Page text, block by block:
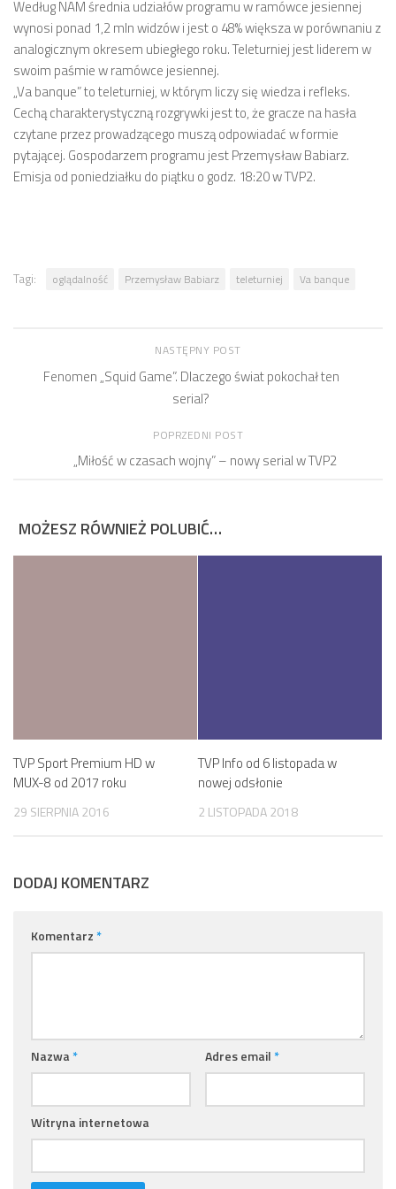
Według NAM średnia udziałów programu w ramówce jesiennej
wynosi ponad 1,2 mln widzów i jest o 48% większa w porównaniu z
analogicznym okresem ubiegłego roku. Teleturniej jest liderem w
swoim paśmie w ramówce jesiennej.
„Va banque” to teleturniej, w którym liczy się wiedza i refleks.
Cechą charakterystyczną rozgrywki jest to, że gracze na hasła
czytane przez prowadzącego muszą odpowiadać w formie
pytającej. Gospodarzem programu jest Przemysław Babiarz.
Emisja od poniedziałku do piątku o godz. 18:20 w TVP2.
Tagi: oglądalność Przemysław Babiarz teleturniej Va banque
NASTĘPNY POST
Fenomen „Squid Game”. Dlaczego świat pokochał ten
serial?
POPRZEDNI POST
„Miłość w czasach wojny” – nowy serial w TVP2
MOŻESZ RÓWNIEŻ POLUBIĆ…
TVP Sport Premium HD w
MUX-8 od 2017 roku
29 SIERPNIA 2016
TVP Info od 6 listopada w
nowej odsłonie
2 LISTOPADA 2018
DODAJ KOMENTARZ
Komentarz*
Nazwa* Adres email*
Witryna internetowa